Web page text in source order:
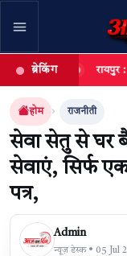
खबर खोजें
ब्रेकिंगरायपुर : सेन समाज
होम राजनीती
सेवा सेतु से घर
सेवाएं, सिर्फ एक
पत्र,
Admin
न्यूज़ डेस्क • 05 Jul